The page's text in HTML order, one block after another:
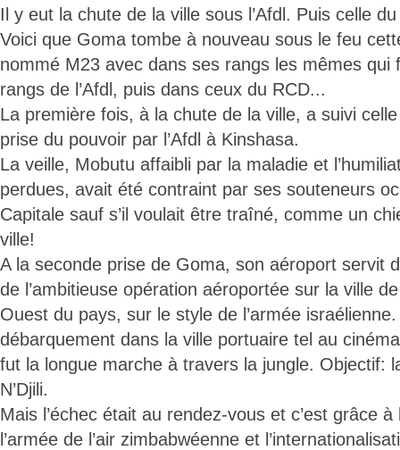
Il y eut la chute de la ville sous l’Afdl. Puis celle
Voici que Goma tombe à nouveau sous le feu
nommé M23 avec dans ses rangs les mêmes qui
rangs de l’Afdl, puis dans ceux du RCD...
La première fois, à la chute de la ville, a suivi
prise du pouvoir par l’Afdl à Kinshasa.
La veille, Mobutu affaibli par la maladie et
perdues, avait été contraint par ses souteneurs
Capitale sauf s’il voulait être traîné, comme un
ville!
A la seconde prise de Goma, son aéroport servit
de l’ambitieuse opération aéroportée sur la ville
Ouest du pays, sur le style de l’armée
débarquement dans la ville portuaire tel au
fut la longue marche à travers la jungle. Objectif:
N’Djili.
Mais l’échec était au rendez-vous et c’est grâce à
l’armée de l’air zimbabwéenne et